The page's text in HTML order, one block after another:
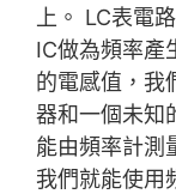
上。 LC表電
IC做為頻率產
的電感值，我
器和一個未知
能由頻率計測
我們就能使用